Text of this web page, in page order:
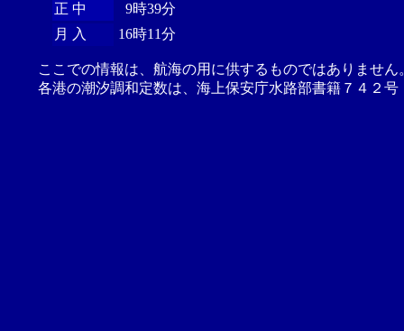
正 中
9時39分
月 入
16時11分
ここでの情報は、航海の用に供するものではありませ
各港の潮汐調和定数は、海上保安庁水路部書籍７４２